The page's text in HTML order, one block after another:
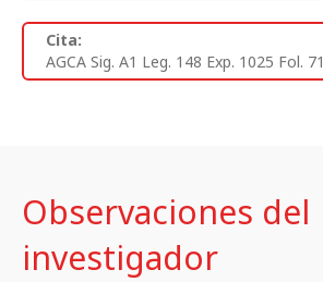
Cita:
AGCA Sig. A1 Leg. 148 Exp. 1025 Fol. 71
Observaciones del
investigador